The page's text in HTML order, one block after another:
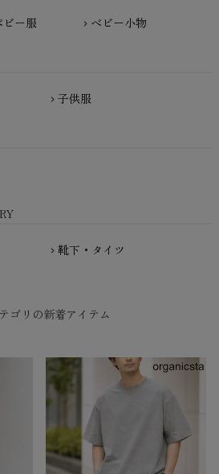
リー）
）
ニ）
トルコズモ）
ィブ）
ビー服 chevron_right ベビー小物
chevron_right 子供服
chevron_right 靴下・タイツ
ゴリの新着アイテム